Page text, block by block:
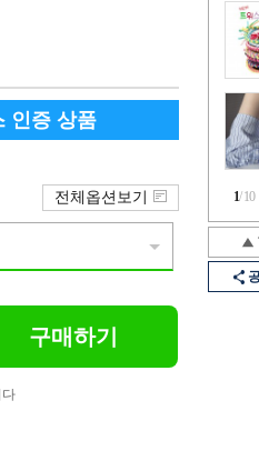
1/10
인증 상품
전체옵션보기
구매하기